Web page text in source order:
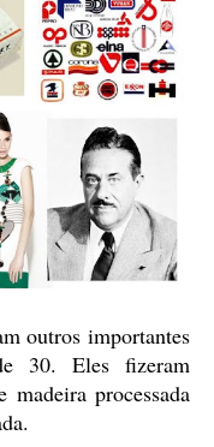
outros importantes
30. Eles fizeram
madeira processada